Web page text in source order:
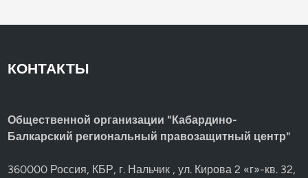
КОНТАКТЫ
Общественной организации "Кабардино-
Балкарский региональный правозащитный центр"
360000 Россия, КБР, г. Нальчик , ул. Кирова 2 «г»-кв. 32,